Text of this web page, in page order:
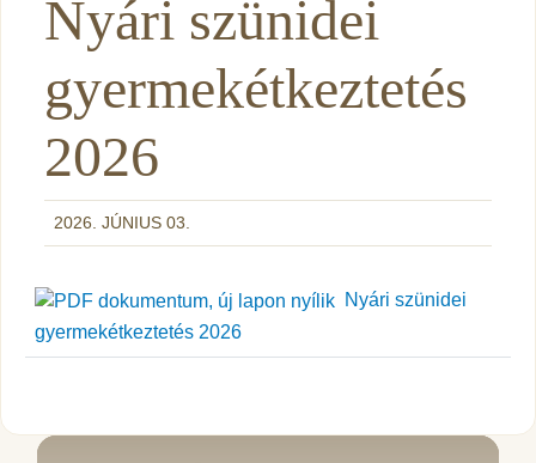
Nyári szünidei
gyermekétkeztetés
2026
2026. JÚNIUS 03.
Nyári szünidei
gyermekétkeztetés 2026